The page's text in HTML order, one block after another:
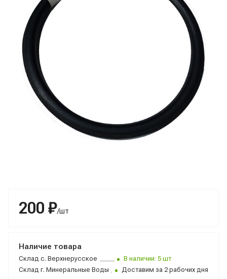
200 ₽/шт
Наличие товара
Склад с. Верхнерусское
В наличии: 5 шт
Склад г. Минеральные Воды Доставим за 2 рабочих дня